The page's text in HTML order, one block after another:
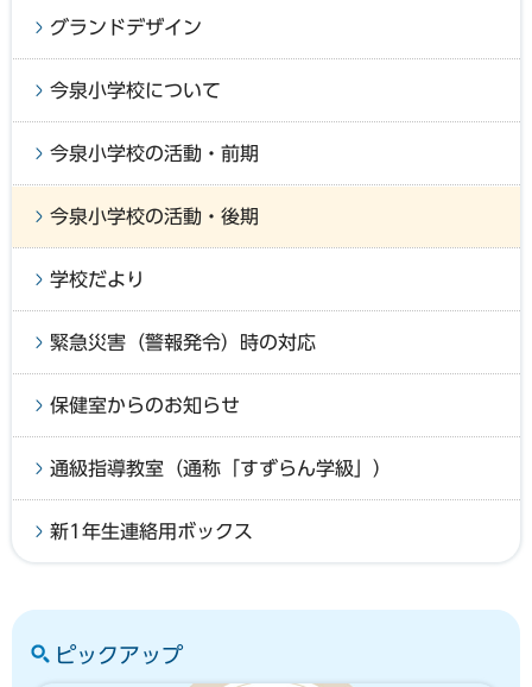
グランドデザイン
今泉小学校について
今泉小学校の活動・前期
今泉小学校の活動・後期
学校だより
緊急災害（警報発令）時の対応
保健室からのお知らせ
通級指導教室（通称「すずらん学級」）
新1年生連絡用ボックス
ピックアップ